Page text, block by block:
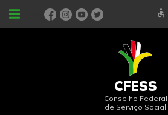
PORTAIS accessible
CFESS
Conselho Federal
de Serviço Social